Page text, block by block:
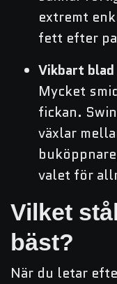
extremt
fett efter
Vikbart
Mycket
fickan.
växlar
valet för
Vilket
bäst?
När du letar